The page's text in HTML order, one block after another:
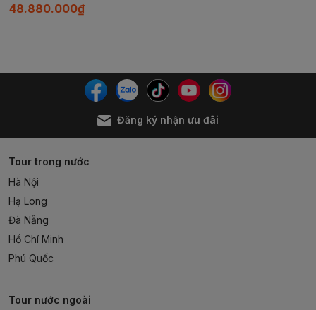
48.880.000₫
Đăng ký nhận ưu đãi
Tour trong nước
Hà Nội
Hạ Long
Đà Nẵng
Hồ Chí Minh
Phú Quốc
Tour nước ngoài